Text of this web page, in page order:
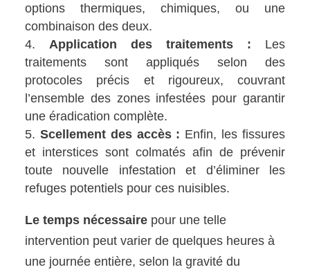
options thermiques, chimiques, ou une
combinaison des deux.
Application des traitements : Les
traitements sont appliqués selon des
protocoles précis et rigoureux, couvrant
l’ensemble des zones infestées pour garantir
une éradication complète.
Scellement des accès : Enfin, les fissures
et interstices sont colmatés afin de prévenir
toute nouvelle infestation et d’éliminer les
refuges potentiels pour ces nuisibles.
Le temps nécessaire pour une telle
intervention peut varier de quelques heures à
une journée entière, selon la gravité du